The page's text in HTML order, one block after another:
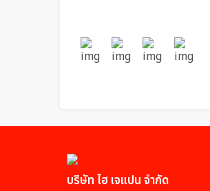
บริษัท ไฮ เจแปน จำกัด